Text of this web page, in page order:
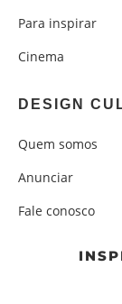
Para inspirar
Cinema
DESIGN
Quem somos
Anunciar
Fale conosco